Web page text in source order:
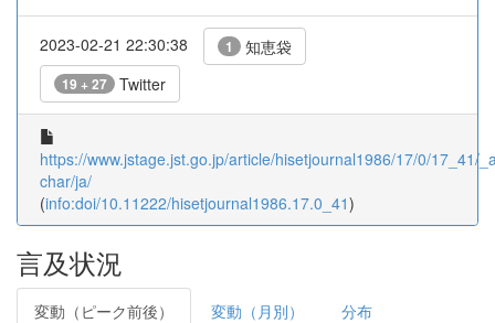
2023-02-21 22:30:38 1 知恵袋
19 + 27 Twitter
https://www.jstage.jst.go.jp/article/hisetjournal1986/17/0/17_41/
char/ja/
(info:doi/10.11222/hisetjournal1986.17.0_41)
言及状況
変動（ピーク前後） 変動（月別） 分布